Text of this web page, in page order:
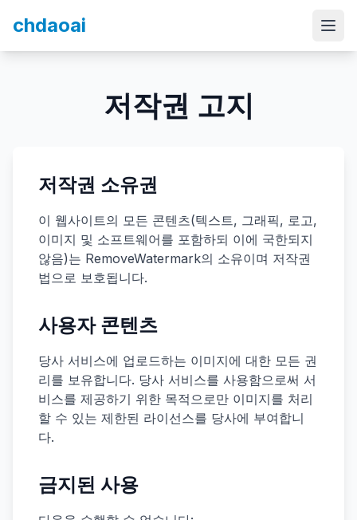
chdaoai
저작권 고지
저작권 소유권
이 웹사이트의 모든 콘텐츠(텍스트, 그래픽, 로고,
이미지 및 소프트웨어를 포함하되 이에 국한되지
않음)는 RemoveWatermark의 소유이며 저작권
법으로 보호됩니다.
사용자 콘텐츠
당사 서비스에 업로드하는 이미지에 대한 모든 권
리를 보유합니다. 당사 서비스를 사용함으로써 서
비스를 제공하기 위한 목적으로만 이미지를 처리
할 수 있는 제한된 라이선스를 당사에 부여합니
다.
금지된 사용